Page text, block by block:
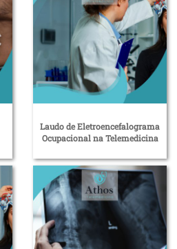
Laudo de Eletroencefalograma
Ocupacional na Telemedicina